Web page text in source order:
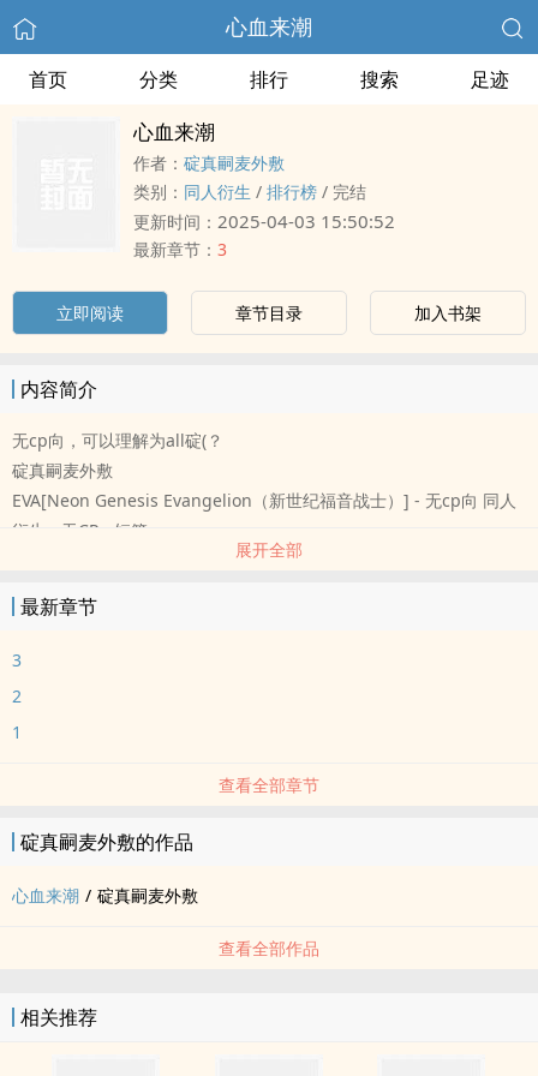
心血来潮
首页 分类 排行 搜索 足迹
心血来潮
作者： 碇真嗣麦外敷
类别： ‍‌同‌人‌衍生 / 排行榜 / 完结
更新时间： 2025-04-03 15:50:52
最新章节： 3
立即阅读 章节目录 加入书架
内容简介
无cp向，可以理解为all碇(？
碇真嗣麦外敷
EVA[Neon Genesis Evangelion（新世纪福音战士）] - 无cp向 ‍‌同‌人‌
衍生 - 无CP - 短篇
展开全部
最新章节
3
2
1
查看全部章节
碇真嗣麦外敷的作品
心血来潮 / 碇真嗣麦外敷
查看全部作品
相关推荐